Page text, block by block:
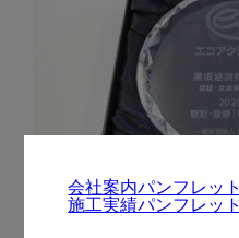
会社案内パンフレット
施工実績パンフレット